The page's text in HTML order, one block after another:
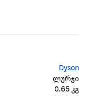
Dyson
ლურჯი
0.65 კგ